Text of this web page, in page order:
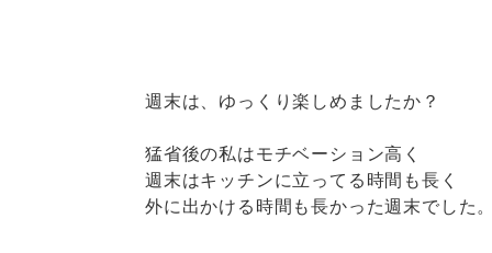
週末は、ゆっくり楽しめましたか？
猛省後の私はモチベーション高く
週末はキッチンに立ってる時間も長く
外に出かける時間も長かった週末でした。